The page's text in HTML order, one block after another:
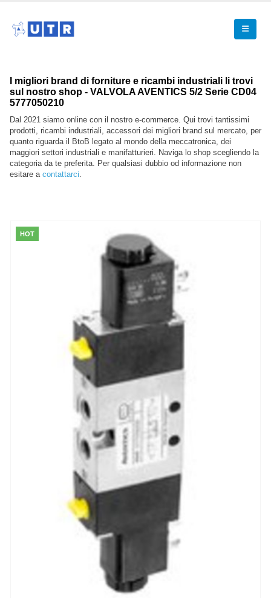
I migliori brand di forniture e ricambi industriali li trovi
sul nostro shop - VALVOLA AVENTICS 5/2 Serie CD04
5777050210
Dal 2021 siamo online con il nostro e-commerce. Qui trovi tantissimi
prodotti, ricambi industriali, accessori dei migliori brand sul mercato, per
quanto riguarda il BtoB legato al mondo della meccatronica, dei
maggiori settori industriali e manifatturieri. Naviga lo shop scegliendo la
categoria da te preferita. Per qualsiasi dubbio od informazione non
esitare a contattarci.
HOT